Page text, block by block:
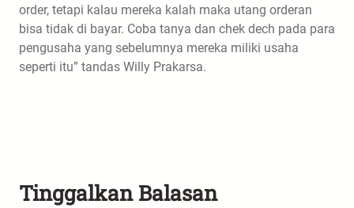
order, tetapi kalau mereka kalah maka utang orderan
bisa tidak di bayar. Coba tanya dan chek dech pada para
pengusaha yang sebelumnya mereka miliki usaha
seperti itu” tandas Willy Prakarsa.
Tinggalkan Balasan